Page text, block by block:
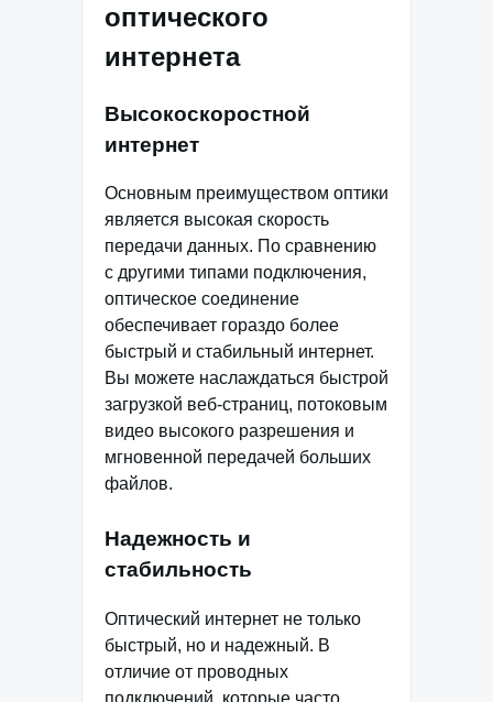
оптического
интернета
Высокоскоростной
интернет
Основным преимуществом оптики
является высокая скорость
передачи данных. По сравнению
с другими типами подключения,
оптическое соединение
обеспечивает гораздо более
быстрый и стабильный интернет.
Вы можете наслаждаться быстрой
загрузкой веб-страниц, потоковым
видео высокого разрешения и
мгновенной передачей больших
файлов.
Надежность и
стабильность
Оптический интернет не только
быстрый, но и надежный. В
отличие от проводных
подключений, которые часто